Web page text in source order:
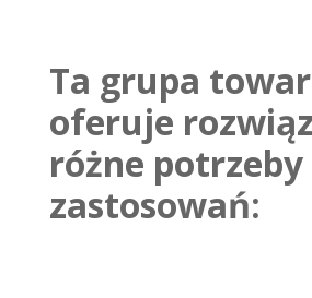
Ta grupa
oferuje
różne potrzeby
zastosowań: